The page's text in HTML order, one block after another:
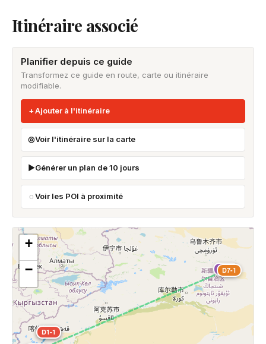
Itinéraire associé
Planifier depuis ce guide
Transformez ce guide en route, carte ou itinéraire
modifiable.
Ajouter à l'itinéraire
Voir l'itinéraire sur la carte
Générer un plan de 10 jours
Voir les POI à proximité
D1-1
D2-1
D5-1
D7-1
+
−